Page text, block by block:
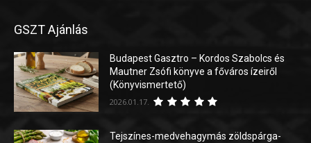
GSZT Ajánlás
Budapest Gasztro – Kordos Szabolcs és
Mautner Zsófi könyve a főváros ízeiről
(Könyvismertető)
2026.01.17.
Tejszínes-medvehagymás zöldspárga-